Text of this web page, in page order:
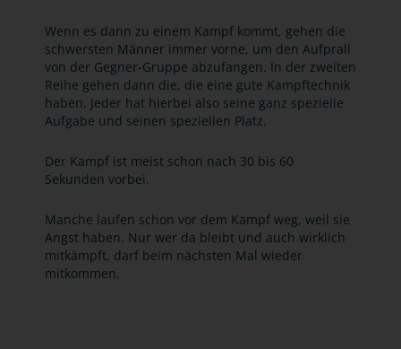
Wenn es dann zu einem Kampf kommt, gehen die
schwersten Männer immer vorne, um den Aufprall
von der Gegner-Gruppe abzufangen. In der zweiten
Reihe gehen dann die, die eine gute Kampftechnik
haben. Jeder hat hierbei also seine ganz spezielle
Aufgabe und seinen speziellen Platz.
Der Kampf ist meist schon nach 30 bis 60
Sekunden vorbei.
Manche laufen schon vor dem Kampf weg, weil sie
Angst haben. Nur wer da bleibt und auch wirklich
mitkämpft, darf beim nächsten Mal wieder
mitkommen.